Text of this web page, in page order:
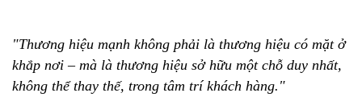
"Thương hiệu mạnh không phải là thương hiệu có mặt ở
khắp nơi – mà là thương hiệu sở hữu một chỗ duy nhất,
không thể thay thế, trong tâm trí khách hàng."